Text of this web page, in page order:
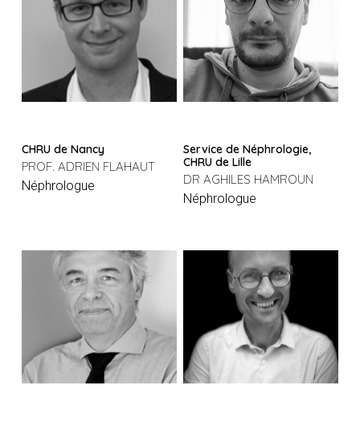
CHRU de Nancy
PROF. ADRIEN FLAHAUT
Néphrologue
Service de Néphrologie,
CHRU de Lille
DR AGHILES HAMROUN
Néphrologue